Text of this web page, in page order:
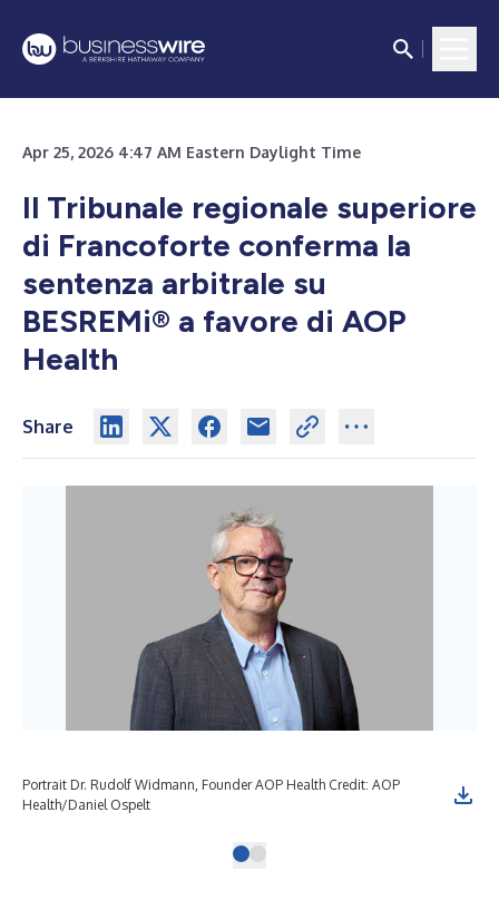
Apr 25, 2026 4:47 AM Eastern Daylight Time
Il Tribunale regionale superiore
di Francoforte conferma la
sentenza arbitrale su
BESREMi® a favore di AOP
Health
Share
Portrait Dr. Rudolf Widmann, Founder AOP Health Credit: AOP
Health/Daniel Ospelt